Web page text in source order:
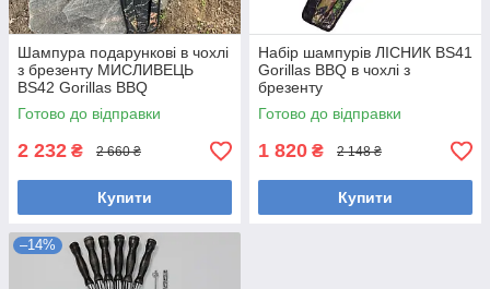
Шампура подарункові в чохлі
з брезенту МИСЛИВЕЦЬ
BS42 Gorillas BBQ
Готово до відправки
2 232 ₴ 2 660 ₴
Купити
Набір шампурів ЛІСНИК BS41
Gorillas BBQ в чохлі з
брезенту
Готово до відправки
1 820 ₴ 2 148 ₴
Купити
–14%